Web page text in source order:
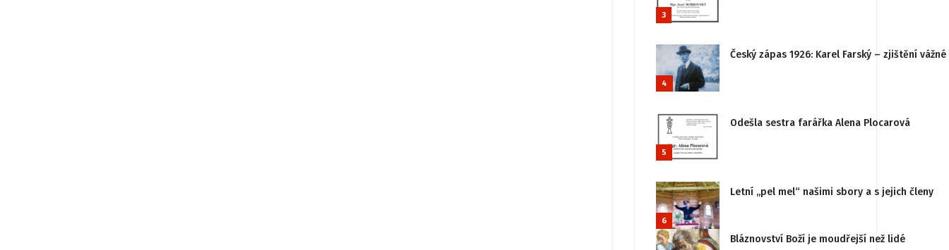
3
4
Český zápas 1926: Karel Farský – zjištění
5
Odešla sestra farářka Alena Plocarová
6
Letní „pel mel“ našimi sbory a s jejich členy
Bláznovství Boží je moudřejší než lidé